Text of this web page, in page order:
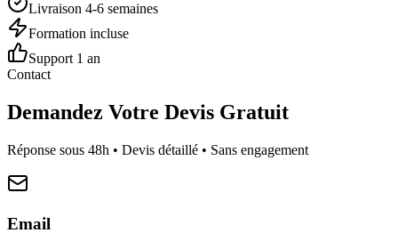
Livraison 4-6 semaines
Formation incluse
Support 1 an
Contact
Demandez Votre Devis Gratuit
Réponse sous 48h • Devis détaillé • Sans engagement
Email